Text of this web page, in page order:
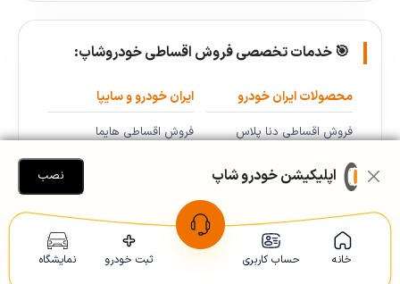
خانه حساب کاربری ثبت خودرو نمایشگاه
🎯 خدمات تخصصی فروش اقساطی خودروشاپ:
محصولات ایران خودرو
فروش اقساطی دنا پلاس
فروش اقساطی دنا پلاس توربو
فروش اقساطی پژو پارس LX
فروش اقساطی پارس دوگانه
سوز
فروش اقساطی پژو ۲۰۷
ایران خودرو و سایپا
فروش اقساطی هایما
۴۰۵
فروش اقساطی شاهین
فروش اقساطی کوییک
اپلیکیشن خودرو شاپ نصب